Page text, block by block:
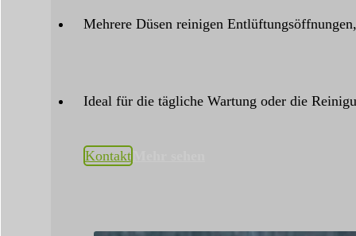
Mehrere Düsen reinigen
Ideal für die tägliche Wartung oder die
Kontakt